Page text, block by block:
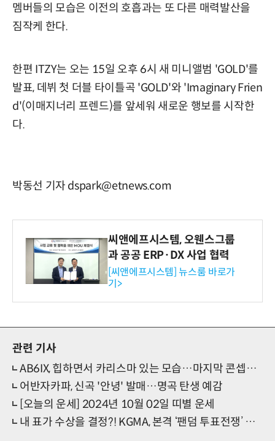
멤버들의 모습은 이전의 호흡과는 또 다른 매력발산을
짐작케 한다.
한편 ITZY는 오는 15일 오후 6시 새 미니앨범 'GOLD'를
발표, 데뷔 첫 더블 타이틀곡 'GOLD'와 'Imaginary Frien
d'(이매지너리 프렌드)를 앞세워 새로운 행보를 시작한
다.
박동선 기자 dspark@etnews.com
씨앤에프시스템, 오웬스그룹
과 공공 ERP·DX 사업 협력
[씨앤에프시스템] 뉴스룸 바로가
기>
관련 기사
AB6IX, 힙하면서 카리스마 있는 모습…마지막 콘셉트 포토 공개
어반자카파, 신곡 '안녕' 발매…명곡 탄생 예감
[오늘의 운세] 2024년 10월 02일 띠별 운세
내 표가 수상을 결정?! KGMA, 본격 ‘팬덤 투표전쟁’ 예고